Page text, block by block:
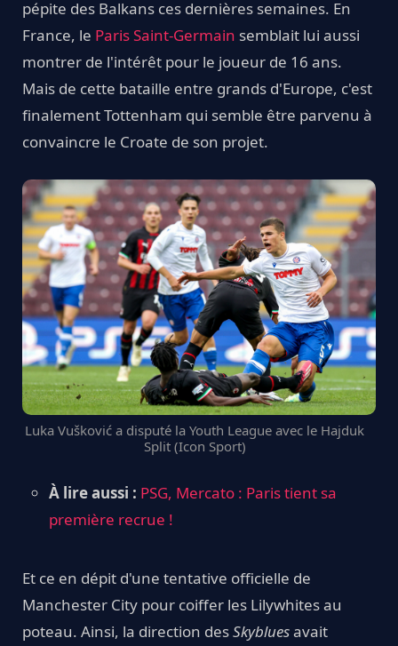
pépite des Balkans ces dernières semaines. En
France, le Paris Saint-Germain semblait lui aussi
montrer de l'intérêt pour le joueur de 16 ans.
Mais de cette bataille entre grands d'Europe, c'est
finalement Tottenham qui semble être parvenu à
convaincre le Croate de son projet.
Luka Vušković a disputé la Youth League avec le Hajduk
Split (Icon Sport)
À lire aussi : PSG, Mercato : Paris tient sa
première recrue !
Et ce en dépit d'une tentative officielle de
Manchester City pour coiffer les Lilywhites au
poteau. Ainsi, la direction desSkybluesavait